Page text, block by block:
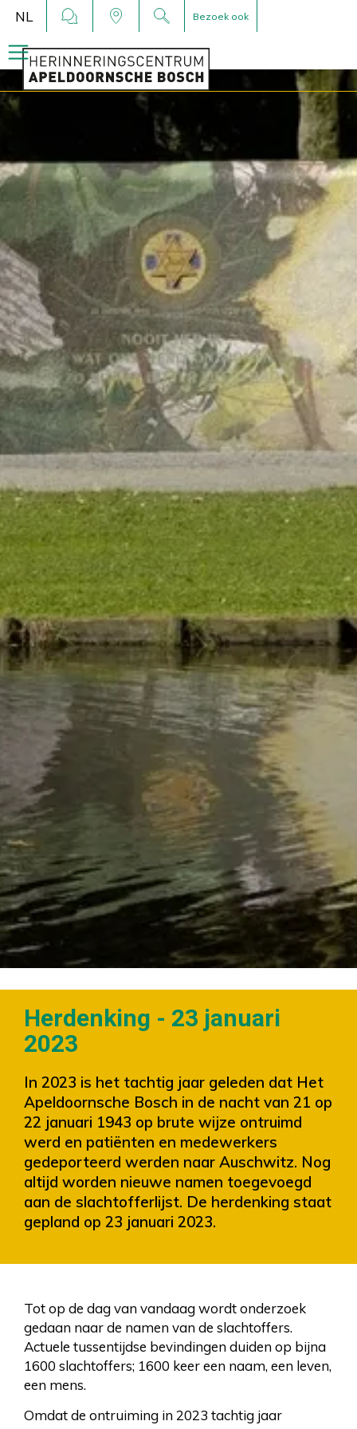
NL Bezoek ook
Herdenking - 23 januari
2023
In 2023 is het tachtig jaar geleden dat Het
Apeldoornsche Bosch in de nacht van 21 op
22 januari 1943 op brute wijze ontruimd
werd en patiënten en medewerkers
gedeporteerd werden naar Auschwitz. Nog
altijd worden nieuwe namen toegevoegd
aan de slachtofferlijst. De herdenking staat
gepland op 23 januari 2023.
Tot op de dag van vandaag wordt onderzoek
gedaan naar de namen van de slachtoffers.
Actuele tussentijdse bevindingen duiden op bijna
1600 slachtoffers; 1600 keer een naam, een leven,
een mens.
Omdat de ontruiming in 2023 tachtig jaar